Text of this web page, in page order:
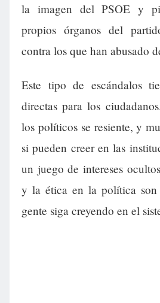
la imagen del PSOE y
propios órganos del
contra los que han abusado
Este tipo de escándalos
directas para los
los políticos se resiente, y
si pueden creer en las
un juego de intereses
y la ética en la política
gente siga creyendo en el